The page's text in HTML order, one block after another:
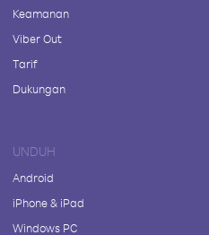
Keamanan
Viber Out
Tarif
Dukungan
UNDUH
Android
iPhone & iPad
Windows PC